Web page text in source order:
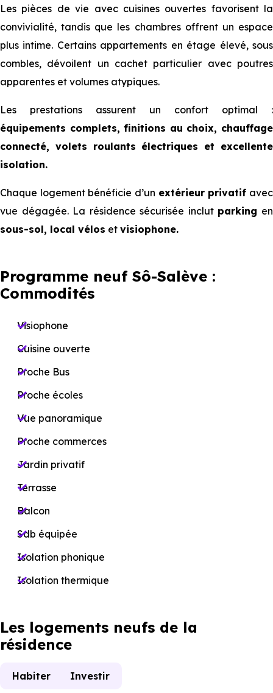
Les pièces de vie avec cuisines ouvertes favorisent la
convivialité, tandis que les chambres offrent un espace
plus intime. Certains appartements en étage élevé, sous
combles, dévoilent un cachet particulier avec poutres
apparentes et volumes atypiques.
Les prestations assurent un confort optimal :
équipements complets, finitions au choix, chauffage
connecté, volets roulants électriques et excellente
isolation.
Chaque logement bénéficie d’un extérieur privatif avec
vue dégagée. La résidence sécurisée inclut parking en
sous-sol, local vélos et visiophone.
Programme neuf Sô-Salève :
Commodités
Visiophone
Cuisine ouverte
Proche Bus
Proche écoles
Vue panoramique
Proche commerces
Jardin privatif
Terrasse
Balcon
Sdb équipée
Isolation phonique
Isolation thermique
Les logements neufs de la
résidence
Habiter Investir